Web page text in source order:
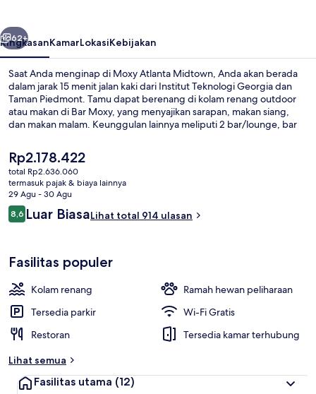
Berikutnya
62+
RingkasanKamarLokasiKebijakan
Saat Anda menginap di Moxy Atlanta Midtown, Anda akan berada
dalam jarak 15 menit jalan kaki dari Institut Teknologi Georgia dan
Taman Piedmont. Tamu dapat berenang di kolam renang outdoor
atau makan di Bar Moxy, yang menyajikan sarapan, makan siang,
dan makan malam. Keunggulan lainnya meliputi 2 bar/lounge, bar
terkesan dengan staf. Properti ini berada dekat dengan transportasi
umum: Stasiun Arts Center berjarak 6 menit dan Stasiun Midtown
berjarak 8 menit.
Harga
saat
ini
Rp2.178.422
Rp2.178.422
total Rp2.636.060
termasuk pajak & biaya lainnya
29 Agu - 30 Agu
Ulasan
8,68,6 dari 10
Luar BiasaLihat total 914 ulasan
Fasilitas populer
Kolam renang
Ramah hewan peliharaan
Tersedia parkir
Wi-Fi Gratis
Restoran
Tersedia kamar terhubung
Lihat semua
Fasilitas utama (12)